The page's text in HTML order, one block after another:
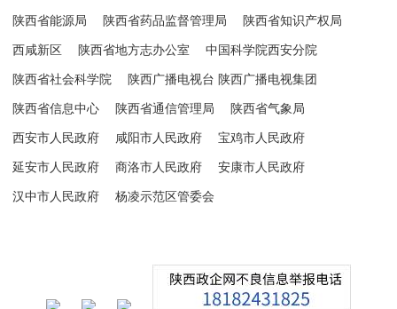
陕西省能源局 陕西省药品监督管理局 陕西省知识产权局
西咸新区 陕西省地方志办公室 中国科学院西安分院
陕西省社会科学院 陕西广播电视台 陕西广播电视集团
陕西省信息中心 陕西省通信管理局 陕西省气象局
西安市人民政府 咸阳市人民政府 宝鸡市人民政府
延安市人民政府 商洛市人民政府 安康市人民政府
汉中市人民政府 杨凌示范区管委会